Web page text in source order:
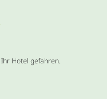
Hotel gefahren.